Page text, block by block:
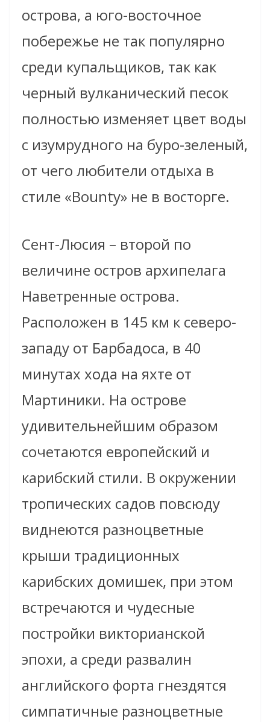
острова, а юго-восточное
побережье не так популярно
среди купальщиков, так как
черный вулканический песок
полностью изменяет цвет воды
с изумрудного на буро-зеленый,
от чего любители отдыха в
стиле «Bounty» не в восторге.
Сент-Люсия – второй по
величине остров архипелага
Наветренные острова.
Расположен в 145 км к северо-
западу от Барбадоса, в 40
минутах хода на яхте от
Мартиники. На острове
удивительнейшим образом
сочетаются европейский и
карибский стили. В окружении
тропических садов повсюду
виднеются разноцветные
крыши традиционных
карибских домишек, при этом
встречаются и чудесные
постройки викторианской
эпохи, а среди развалин
английского форта гнездятся
симпатичные разноцветные